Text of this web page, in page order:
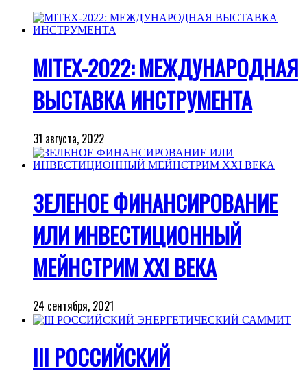
MITEX-2022: МЕЖДУНАРОДНАЯ
ВЫСТАВКА ИНСТРУМЕНТА
31 августа, 2022
ЗЕЛЕНОЕ ФИНАНСИРОВАНИЕ
ИЛИ ИНВЕСТИЦИОННЫЙ
МЕЙНСТРИМ XXI ВЕКА
24 сентября, 2021
III РОССИЙСКИЙ